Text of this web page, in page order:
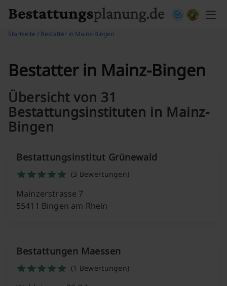
Startseite / Bestatter in Mainz-Bingen
Bestatter in Mainz-Bingen
Übersicht von 31
Bestattungsinstituten in Mainz-
Bingen
Bestattungsinstitut Grünewald
(3 Bewertungen)
Mainzerstrasse 7
55411 Bingen am Rhein
Bestattungen Maessen
(1 Bewertungen)